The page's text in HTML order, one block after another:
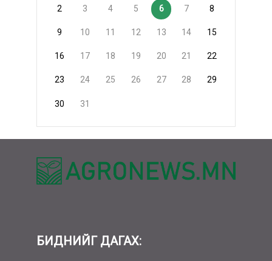
2 3 4 5 6 7 8
9 10 11 12 13 14 15
16 17 18 19 20 21 22
23 24 25 26 27 28 29
30 31
БИДНИЙГ ДАГАХ: